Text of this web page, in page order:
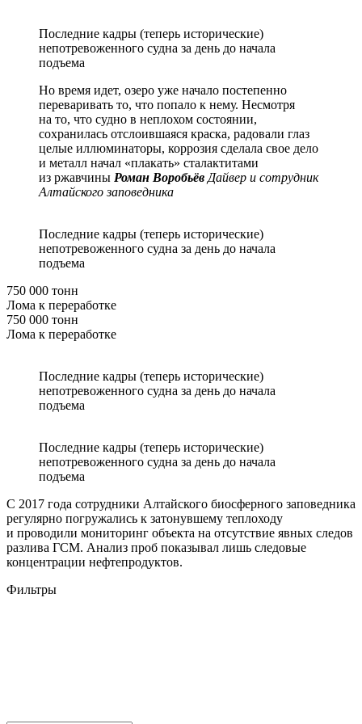
Последние кадры (теперь исторические)
непотревоженного судна за день до начала
подъема
Но время идет, озеро уже начало постепенно
переваривать то, что попало к нему. Несмотря
на то, что судно в неплохом состоянии,
сохранилась отслоившаяся краска, радовали глаз
целые иллюминаторы, коррозия сделала свое дело
и металл начал «плакать» сталактитами
из ржавчины Роман Воробьёв Дайвер и сотрудник
Алтайского заповедника
Последние кадры (теперь исторические)
непотревоженного судна за день до начала
подъема
750 000 тонн
Лома к переработке
750 000 тонн
Лома к переработке
Последние кадры (теперь исторические)
непотревоженного судна за день до начала
подъема
Последние кадры (теперь исторические)
непотревоженного судна за день до начала
подъема
С 2017 года сотрудники Алтайского биосферного заповедника
регулярно погружались к затонувшему теплоходу
и проводили мониторинг объекта на отсутствие явных следов
разлива ГСМ. Анализ проб показывал лишь следовые
концентрации нефтепродуктов.
Фильтры